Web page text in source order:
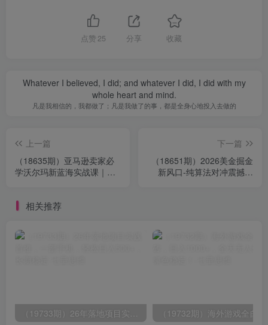
点赞 25 分享 收藏
Whatever I believed, I did; and whatever I did, I did with my
whole heart and mind.
凡是我相信的，我都做了；凡是我做了的事，都是全身心地投入去做的
上一篇
（18635期）亚马逊卖家必
学沃尔玛新蓝海实战课｜拆
下一篇
（18651期）2026美金掘金
新风口-纯算法对冲震撼上
相关推荐